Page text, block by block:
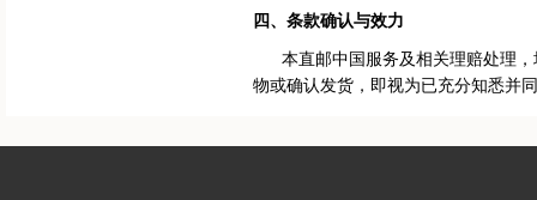
四、条款确认与效力
本直邮中国服务及相关理赔处理，
物或确认发货，即视为已充分知悉并